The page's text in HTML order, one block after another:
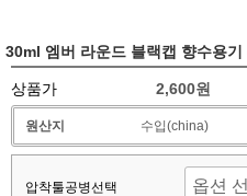
30ml 엠버 라운드 블랙캡 향수용
상품가 2,600원
원산지 수입(china)
압착툴공병선택